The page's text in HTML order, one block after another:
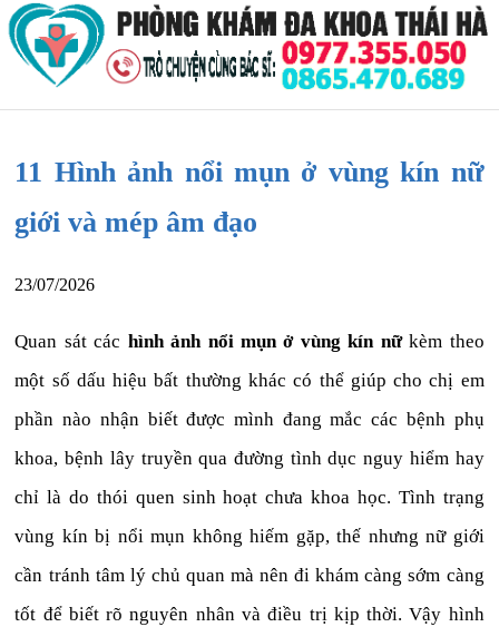
11 Hình ảnh nổi mụn ở vùng kín nữ
giới và mép âm đạo
23/07/2026
Quan sát các hình ảnh nổi mụn ở vùng kín nữkèm theo
một số dấu hiệu bất thường khác có thể giúp cho chị em
phần nào nhận biết được mình đang mắc các bệnh phụ
khoa, bệnh lây truyền qua đường tình dục nguy hiểm hay
chỉ là do thói quen sinh hoạt chưa khoa học. Tình trạng
vùng kín bị nổi mụn không hiếm gặp, thế nhưng nữ giới
cần tránh tâm lý chủ quan mà nên đi khám càng sớm càng
tốt để biết rõ nguyên nhân và điều trị kịp thời. Vậy hình